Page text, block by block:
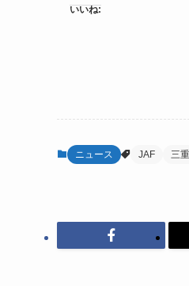
いいね:
ニュース JAF 三